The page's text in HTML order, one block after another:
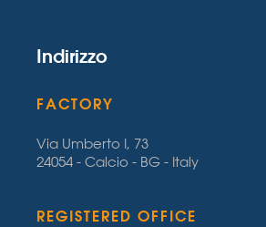
Indirizzo
FACTORY
Via Umberto I, 73
24054 - Calcio - BG - Italy
REGISTERED OFFICE